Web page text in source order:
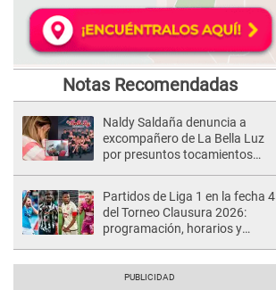
Notas Recomendadas
Naldy Saldaña denuncia a
excompañero de La Bella Luz
por presuntos tocamientos
Partidos de Liga 1 en la fecha 4
del Torneo Clausura 2026:
programación, horarios y